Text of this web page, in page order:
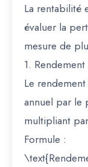
La rentabilité
évaluer la
mesure de
1.
Le
annuel par le
multipliant
Formule :